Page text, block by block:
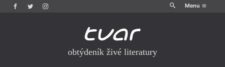
Menu
obtýdeník živé literatury